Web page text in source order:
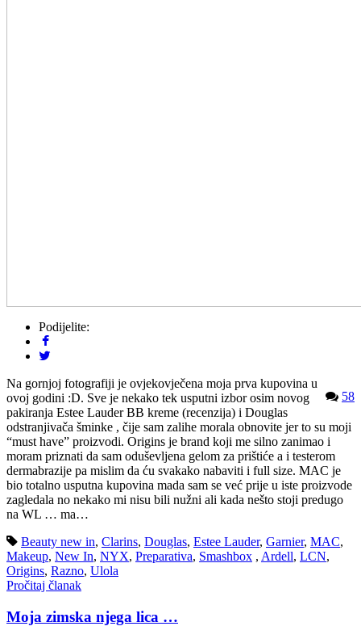
Podijelite:
58
Na gornjoj fotografiji je ovjekovječena moja prva kupovina u
ovoj godini :D. Sve je nekako tek usputni izbor osim novog
pakiranja Estee Lauder BB kreme (recenzija) i Douglas
odstranjivača šminke , čije sam zalihe morala obnovite jer to su moji
“must have” proizvodi. Origins je brand koji me silno zanimao i
moram priznati da sam oduševljena gelom za prištiće a i testerom
dermabrazije pa mislim da ću svakako nabaviti i full size. MAC je
bio totalno usputna kupovina mada sam se već prije u iste proizvode
zagledala no nekako mi nisu bili nužni ali kada nešto stoji predugo
na WL … ma…
Beauty new in, Clarins, Douglas, Estee Lauder, Garnier, MAC,
Makeup, New In, NYX, Preparativa, Smashbox , Ardell, LCN,
Origins, Razno, Ulola
Pročitaj članak
Moja zimska njega lica …